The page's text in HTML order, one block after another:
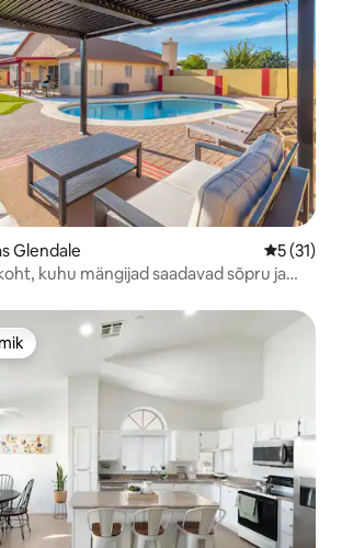
Glendale
5 (31)
kuhu mängijad saadavad sõpru ja